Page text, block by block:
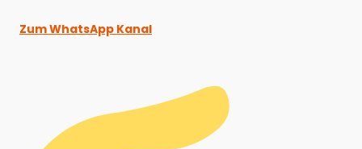
Zum WhatsApp Kanal